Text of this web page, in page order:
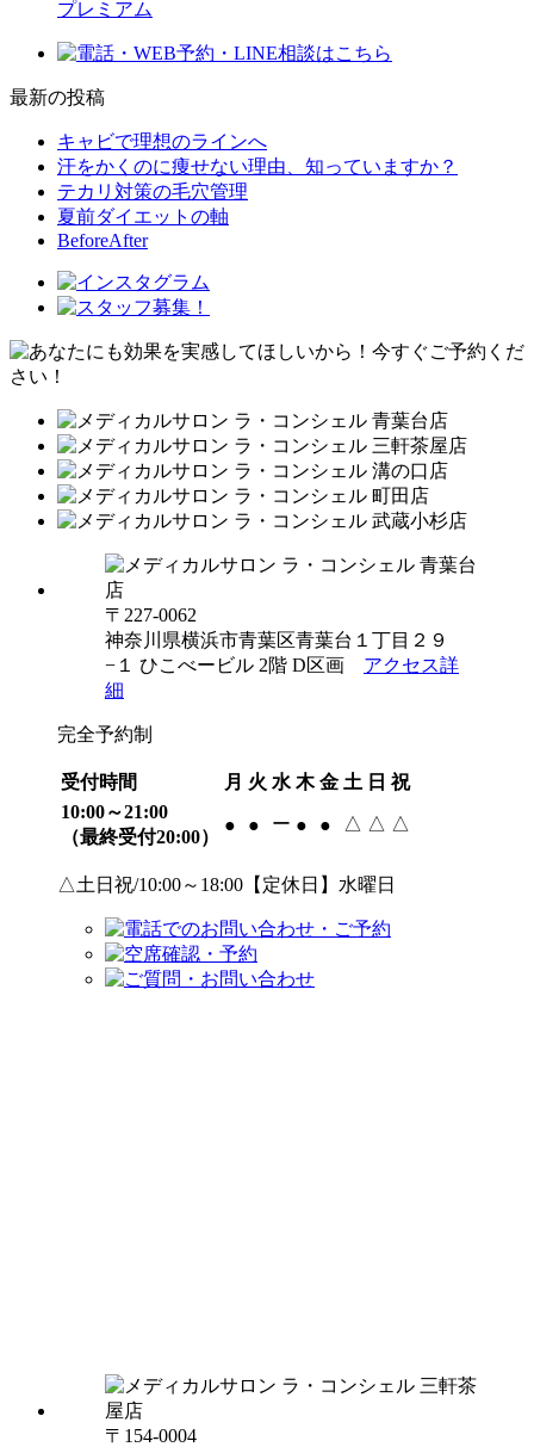
プレミアム
最新の投稿
キャビで理想のラインへ
汗をかくのに痩せない理由、知っていますか？
テカリ対策の毛穴管理
夏前ダイエットの軸
BeforeAfter
〒227-0062
神奈川県横浜市青葉区青葉台１丁目２９
−１ ひこべービル 2階 D区画 アクセス詳
細
完全予約制
受付時間 月 火 水 木 金 土 日 祝
10:00～21:00
（最終受付20:00）
● ● ー ● ● △ △ △
△土日祝/10:00～18:00【定休日】水曜日
〒154-0004